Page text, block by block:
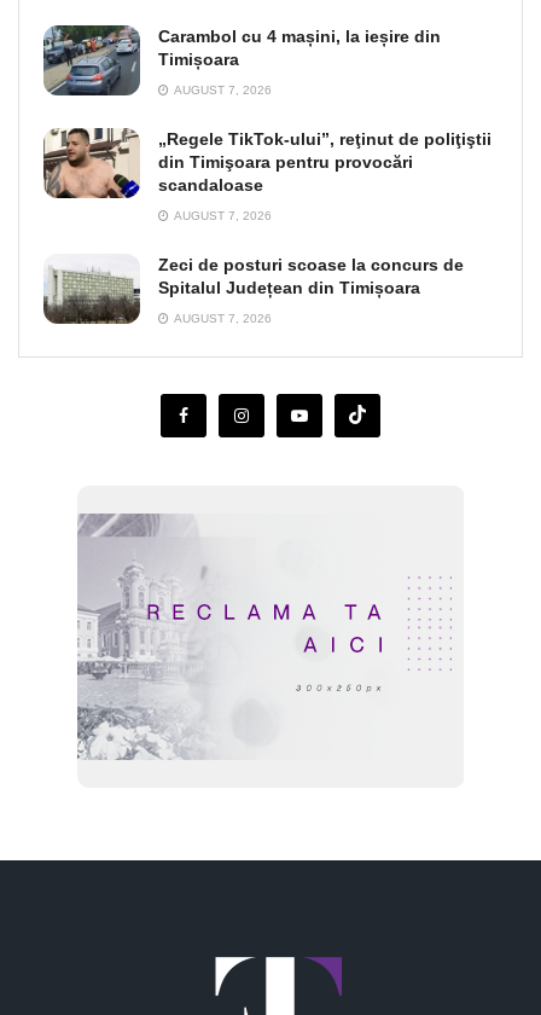
Carambol cu 4 mașini, la ieșire din
Timișoara
AUGUST 7, 2026
„Regele TikTok-ului”, reţinut de poliţiştii
din Timişoara pentru provocări
scandaloase
AUGUST 7, 2026
Zeci de posturi scoase la concurs de
Spitalul Județean din Timișoara
AUGUST 7, 2026